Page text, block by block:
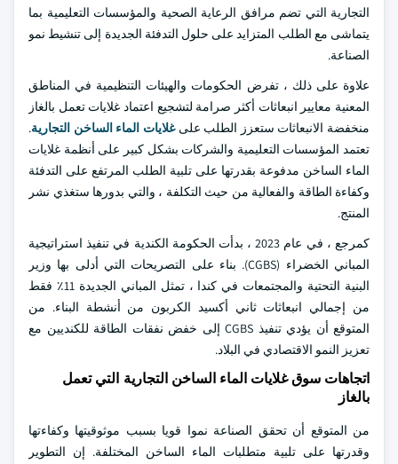
التجارية التي تضم مرافق الرعاية الصحية والمؤسسات التعليمية بما
يتماشى مع الطلب المتزايد على حلول التدفئة الجديدة إلى تنشيط نمو
الصناعة.
علاوة على ذلك ، تفرض الحكومات والهيئات التنظيمية في المناطق
المعنية معايير انبعاثات أكثر صرامة لتشجيع اعتماد غلايات تعمل بالغاز
منخفضة الانبعاثات ستعزز الطلب علىغلايات الماء الساخن التجارية.
تعتمد المؤسسات التعليمية والشركات بشكل كبير على أنظمة غلايات
الماء الساخن مدفوعة بقدرتها على تلبية الطلب المرتفع على التدفئة
وكفاءة الطاقة والفعالية من حيث التكلفة ، والتي بدورها ستغذي نشر
المنتج.
كمرجع ، في عام 2023 ، بدأت الحكومة الكندية في تنفيذ استراتيجية
المباني الخضراء (CGBS). بناء على التصريحات التي أدلى بها وزير
البنية التحتية والمجتمعات في كندا ، تمثل المباني الجديدة 11٪ فقط
من إجمالي انبعاثات ثاني أكسيد الكربون من أنشطة البناء. من
المتوقع أن يؤدي تنفيذ CGBS إلى خفض نفقات الطاقة للكنديين مع
تعزيز النمو الاقتصادي في البلاد.
اتجاهات سوق غلايات الماء الساخن التجارية التي تعمل
بالغاز
من المتوقع أن تحقق الصناعة نموا قويا بسبب موثوقيتها وكفاءتها
وقدرتها على تلبية متطلبات الماء الساخن المختلفة. إن التطوير